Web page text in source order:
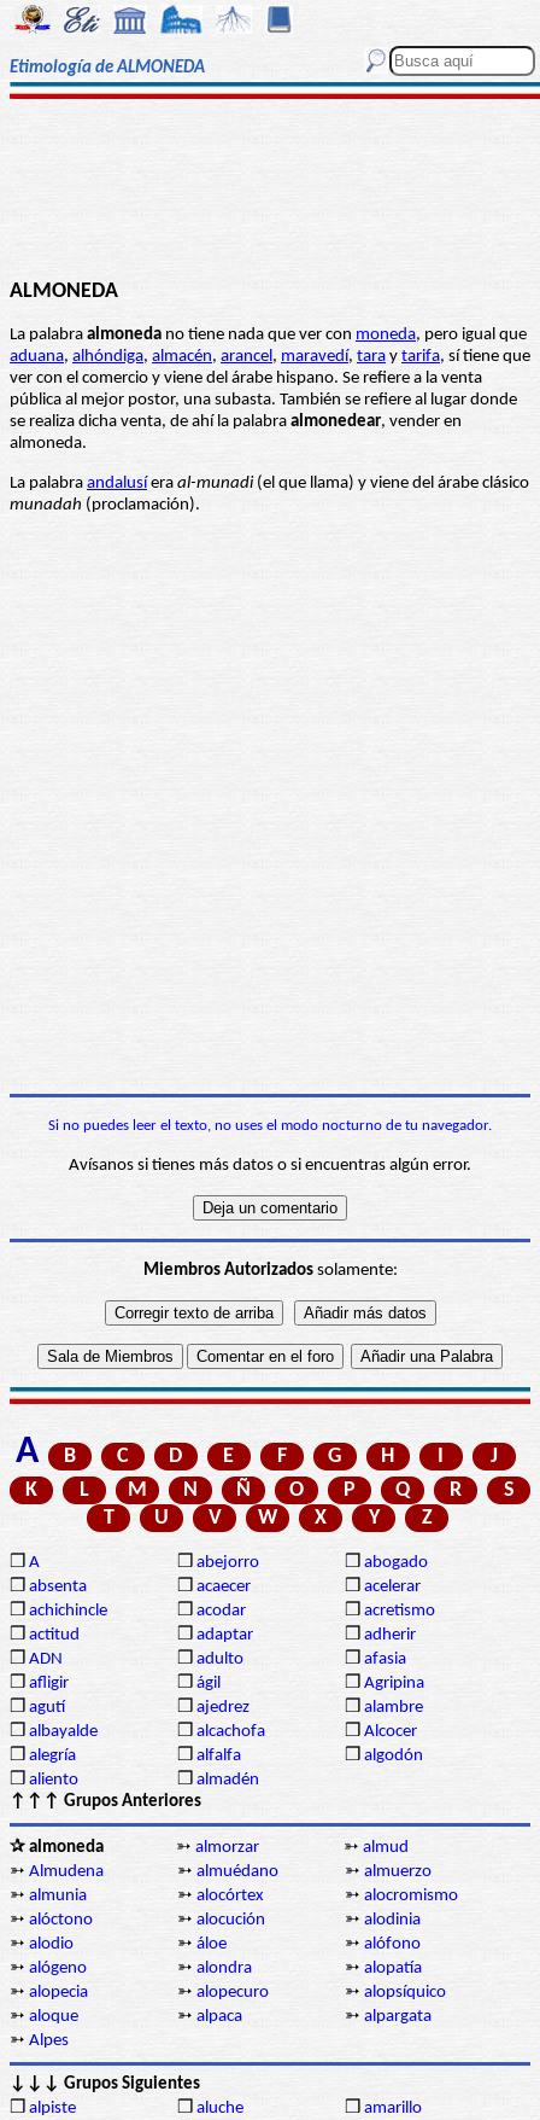
Etimología de ALMONEDA
ALMONEDA
La palabra almoneda no tiene nada que ver con moneda, pero igual que
aduana, alhóndiga, almacén, arancel, maravedí, tara y tarifa, sí tiene que
ver con el comercio y viene del árabe hispano. Se refiere a la venta
pública al mejor postor, una subasta. También se refiere al lugar donde
se realiza dicha venta, de ahí la palabra almonedear, vender en
almoneda.
La palabra andalusí era al-munadi(el que llama) y viene del árabe clásico
munadah (proclamación).
Si no puedes leer el texto, no uses el modo nocturno de tu navegador.
Avísanos si tienes más datos o si encuentras algún error.
Miembros Autorizadossolamente:
A B C D E F G H I
J
K
L M N Ñ O P Q R
S
T
U V W X Y Z
❒ A ❒ abejorro ❒ abogado
❒ absenta ❒ acaecer ❒ acelerar
❒ achichincle ❒ acodar ❒ acretismo
❒ actitud ❒ adaptar ❒ adherir
❒ ADN ❒ adulto ❒ afasia
❒ afligir ❒ ágil ❒ Agripina
❒ agutí ❒ ajedrez ❒ alambre
❒ albayalde ❒ alcachofa ❒ Alcocer
❒ alegría ❒ alfalfa ❒ algodón
❒ aliento ❒ almadén
↑↑↑ Grupos Anteriores
✰ almoneda ➳ almorzar ➳ almud
➳ Almudena ➳ almuédano ➳ almuerzo
➳ almunia ➳ alocórtex ➳ alocromismo
➳ alóctono ➳ alocución ➳ alodinia
➳ alodio ➳ áloe ➳ alófono
➳ alógeno ➳ alondra ➳ alopatía
➳ alopecia ➳ alopecuro ➳ alopsíquico
➳ aloque ➳ alpaca ➳ alpargata
➳ Alpes
↓↓↓ Grupos Siguientes
❒ alpiste ❒ aluche ❒ amarillo